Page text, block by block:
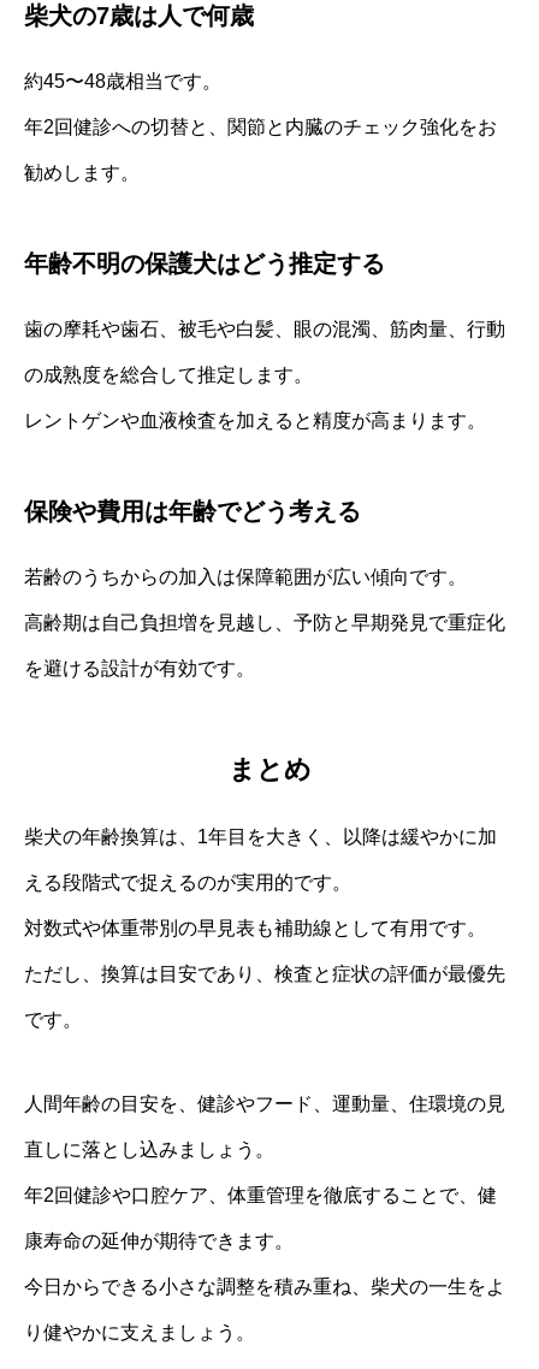
柴犬の7歳は人で何歳
約45〜48歳相当です。
年2回健診への切替と、関節と内臓のチェック強化をお
勧めします。
年齢不明の保護犬はどう推定する
歯の摩耗や歯石、被毛や白髪、眼の混濁、筋肉量、行動
の成熟度を総合して推定します。
レントゲンや血液検査を加えると精度が高まります。
保険や費用は年齢でどう考える
若齢のうちからの加入は保障範囲が広い傾向です。
高齢期は自己負担増を見越し、予防と早期発見で重症化
を避ける設計が有効です。
まとめ
柴犬の年齢換算は、1年目を大きく、以降は緩やかに加
える段階式で捉えるのが実用的です。
対数式や体重帯別の早見表も補助線として有用です。
ただし、換算は目安であり、検査と症状の評価が最優先
です。
人間年齢の目安を、健診やフード、運動量、住環境の見
直しに落とし込みましょう。
年2回健診や口腔ケア、体重管理を徹底することで、健
康寿命の延伸が期待できます。
今日からできる小さな調整を積み重ね、柴犬の一生をよ
り健やかに支えましょう。